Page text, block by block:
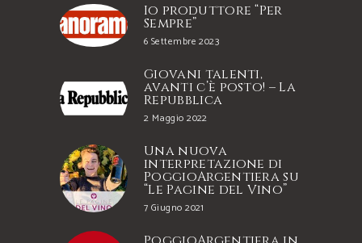
Io produttore “Per
Sempre”
6 Settembre 2023
Giovani talenti,
avanti c’è posto! – La
Repubblica
2 Maggio 2022
Una nuova
interpretazione di
PoggioArgentiera su
“Le Pagine del Vino”
7 Giugno 2021